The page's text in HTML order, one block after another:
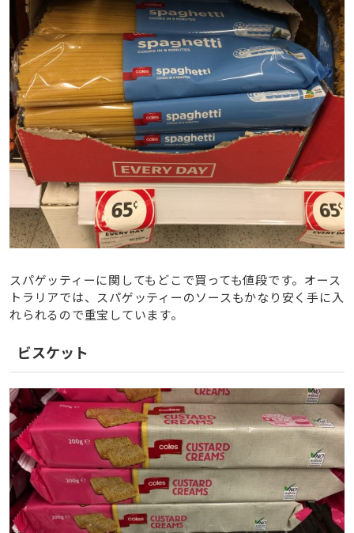
スパゲッティーに関してもどこで買っても値段です。オース
トラリアでは、スパゲッティーのソースもかなり安く手に入
れられるので重宝しています。
ビスケット